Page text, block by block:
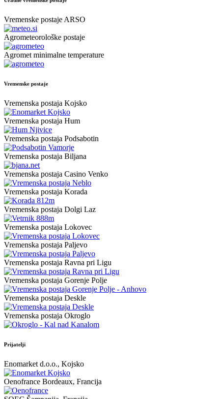
Vremenske postaje ARSO
Agrometeorološke postaje
Agromet minimalne temperature
Vremenske postaje
Vremenska postaja Kojsko
Vremenska postaja Hum
Vremenska postaja Podsabotin
Vremenska postaja Biljana
Vremenska postaja Casino Venko
Vremenska postaja Korada
Vremenska postaja Dolgi Laz
Vremenska postaja Lokovec
Vremenska postaja Paljevo
Vremenska postaja Ravna pri Ligu
Vremenska postaja Gorenje Polje
Vremenska postaja Deskle
Vremenska postaja Okroglo
Prijatelji
Enomarket d.o.o., Kojsko
Oenofrance Bordeaux, Francija